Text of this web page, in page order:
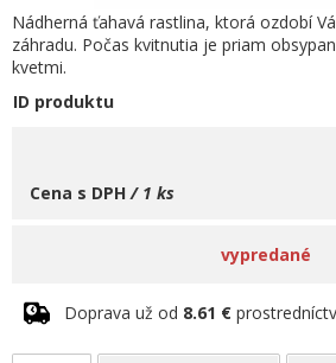
Nádherná ťahavá rastlina, ktorá ozdobí
záhradu. Počas kvitnutia je priam
kvetmi.
ID produktu
Cena s DPH/ 1 ks
vypredané
Doprava už od 8.61 €